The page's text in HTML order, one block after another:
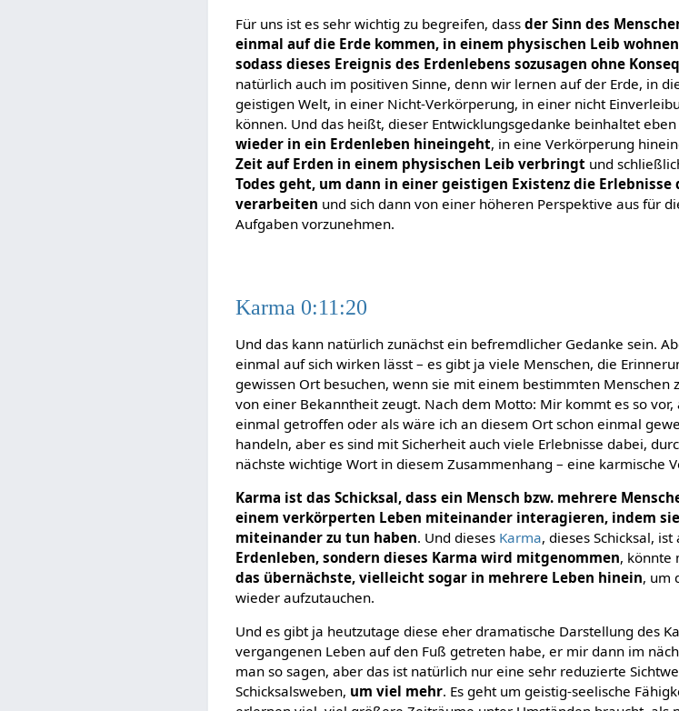
Für uns ist es sehr wichtig zu begreifen, dassder Sinn des
einmal auf die Erde kommen, in einem physischen Leib
sodass dieses Ereignis des Erdenlebens sozusagen ohne
natürlich auch im positiven Sinne, denn wir lernen auf der Erde, in
geistigen Welt, in einer Nicht-Verkörperung, in einer nicht
können. Und das heißt, dieser Entwicklungsgedanke beinhaltet
wieder in ein Erdenleben hineingeht, in eine Verkörperung
Zeit auf Erden in einem physischen Leib verbringt und
Todes geht, um dann in einer geistigen Existenz die Erlebnisse
verarbeiten und sich dann von einer höheren Perspektive aus für
Aufgaben vorzunehmen.
Karma 0:11:20
Und das kann natürlich zunächst ein befremdlicher Gedanke sein.
einmal auf sich wirken lässt – es gibt ja viele Menschen, die
gewissen Ort besuchen, wenn sie mit einem bestimmten
von einer Bekanntheit zeugt. Nach dem Motto: Mir kommt es so
einmal getroffen oder als wäre ich an diesem Ort schon einmal
handeln, aber es sind mit Sicherheit auch viele Erlebnisse dabei,
nächste wichtige Wort in diesem Zusammenhang – eine karmische
Karma ist das Schicksal, dass ein Mensch bzw. mehrere
einem verkörperten Leben miteinander interagieren, indem
miteinander zu tun haben. Und dieses Karma, dieses Schicksal, ist
Erdenleben, sondern dieses Karma wird mitgenommen, könnte
das übernächste, vielleicht sogar in mehrere Leben hinein, um
wieder aufzutauchen.
Und es gibt ja heutzutage diese eher dramatische Darstellung des
vergangenen Leben auf den Fuß getreten habe, er mir dann im
man so sagen, aber das ist natürlich nur eine sehr reduzierte
Schicksalsweben, um viel mehr. Es geht um geistig-seelische